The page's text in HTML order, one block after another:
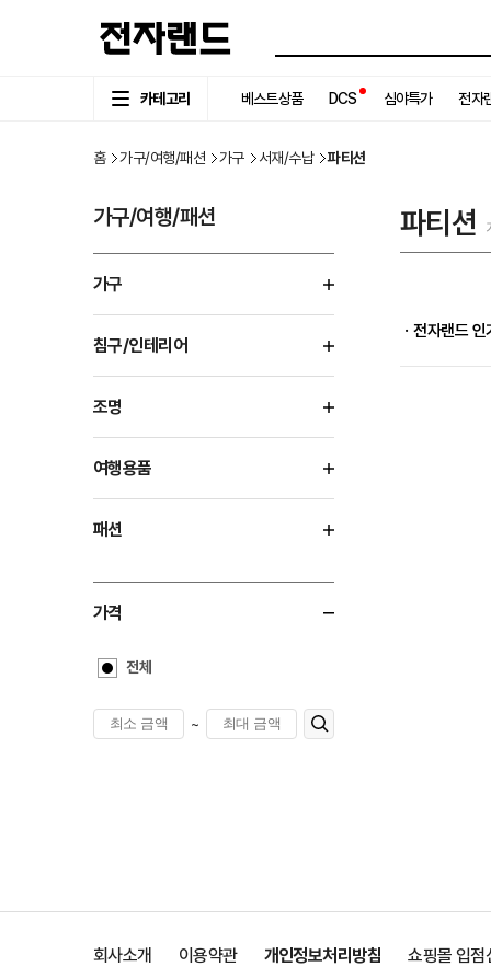
카테고리 베스트상품 DCS 심야특가 전자
홈 가구/여행/패션 가구 서재/수납 파티션
가구/여행/패션
가구
침구/인테리어
조명
여행용품
패션
가격
전체
~
파티션
ㆍ전자랜드 인
회사소개 이용약관 개인정보처리방침 쇼핑몰 입점